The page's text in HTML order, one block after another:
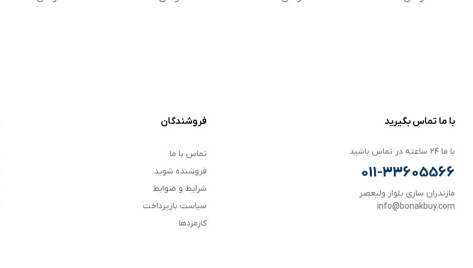
با ما تماس بگیرید
با ما ۲۴ ساعته در تماس باشید
011-33605566
مازندران ساری بلوار ولیعصر
info@bonakbuy.com
فروشندگان
تماس با ما
فروشنده شوید
شرایط و ضوابط
سیاست بازپرداخت
کارمزدها